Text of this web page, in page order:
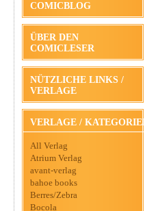
COMICBLOG
ÜBER DEN
COMICLESER
NÜTZLICHE LINKS /
VERLAGE
VERLAGE / KATEGORIEN
All Verlag
Atrium Verlag
avant-verlag
bahoe books
Berres/Zebra
Bocola